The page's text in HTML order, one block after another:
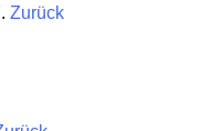
Zurück